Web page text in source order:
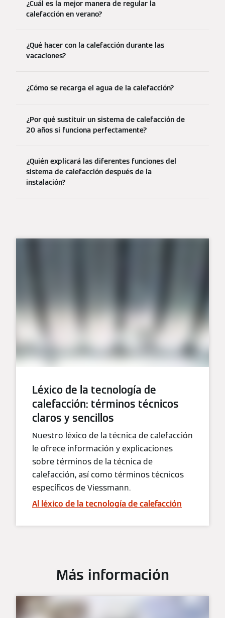
¿Cuál es la mejor manera de regular la
calefacción en verano?
¿Qué hacer con la calefacción durante las
vacaciones?
¿Cómo se recarga el agua de la calefacción?
¿Por qué sustituir un sistema de calefacción de
20 años si funciona perfectamente?
¿Quién explicará las diferentes funciones del
sistema de calefacción después de la
instalación?
Léxico de la tecnología de
calefacción: términos técnicos
claros y sencillos
Nuestro léxico de la técnica de calefacción
le ofrece información y explicaciones
sobre términos de la técnica de
calefacción, así como términos técnicos
específicos de Viessmann.
Al léxico de la tecnología de calefacción
Más información